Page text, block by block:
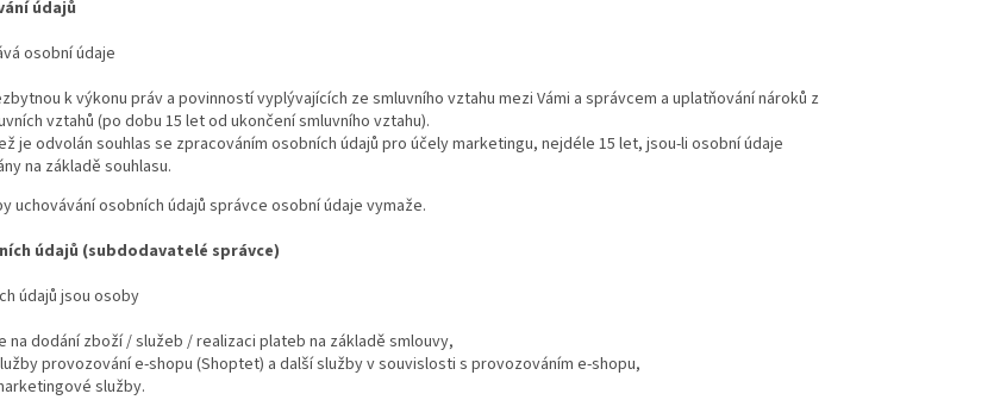
údajů
osobní údaje
k výkonu práv a povinností vyplývajících ze smluvního vztahu mezi Vámi a správcem a uplatňování nároků z
vztahů (po dobu 15 let od ukončení smluvního vztahu).
je odvolán souhlas se zpracováním osobních údajů pro účely marketingu, nejdéle 15 let, jsou-li osobní údaje
na základě souhlasu.
uchovávání osobních údajů správce osobní údaje vymaže.
údajů (subdodavatelé správce)
údajů jsou osoby
na dodání zboží / služeb / realizaci plateb na základě smlouvy,
provozování e-shopu (Shoptet) a další služby v souvislosti s provozováním e-shopu,
služby.